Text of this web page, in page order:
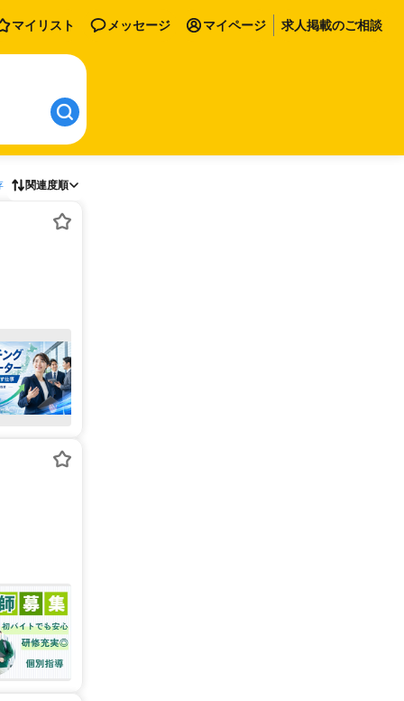
マイリスト メッセージ マイページ 求人掲載のご相談
関連度順